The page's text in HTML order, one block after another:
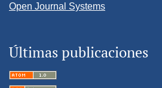
Open Journal Systems
Últimas publicaciones